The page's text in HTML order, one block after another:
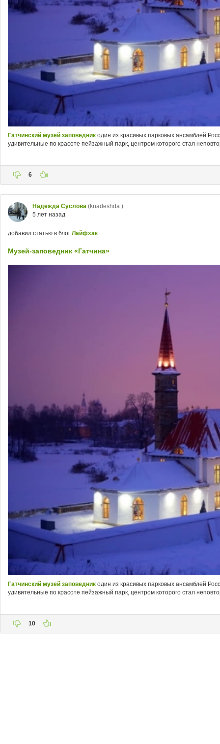
Гатчинский музей заповедник один из красивых парковых ансамблей
удивительные по красоте пейзажный парк, центром которого стал
6
Надежда Суслова (knadeshda )
5 лет назад
добавил статью в блог Лайфхак
Музей-заповедник «Гатчина»
Гатчинский музей заповедник один из красивых парковых ансамблей
удивительные по красоте пейзажный парк, центром которого стал
10